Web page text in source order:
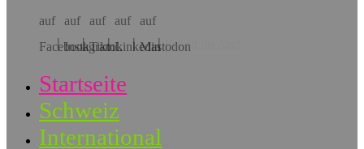
Hol dir die App!
Startseite
Schweiz
International